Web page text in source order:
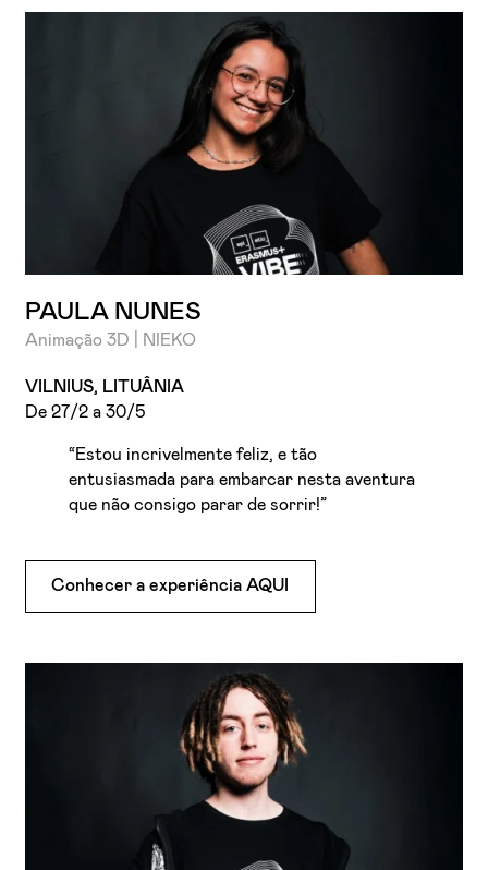
PAULA NUNES
Animação 3D | NIEKO
VILNIUS, LITUÂNIA
De 27/2 a 30/5
“Estou incrivelmente feliz, e tão
entusiasmada para embarcar nesta aventura
que não consigo parar de sorrir!”
Conhecer a experiência AQUI